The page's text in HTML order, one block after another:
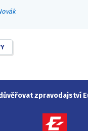
zpravodajství